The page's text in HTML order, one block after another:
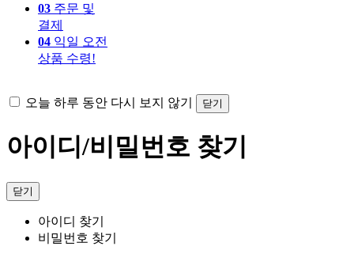
03 주문 및
결제
04 익일 오전
상품 수령!
오늘 하루 동안 다시 보지 않기 닫기
아이디/비밀번호 찾기
닫기
아이디 찾기
비밀번호 찾기